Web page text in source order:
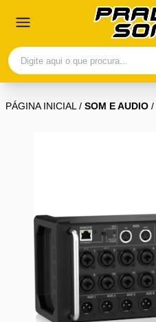
PÁGINA INICIAL/ SOM E AUDIO /